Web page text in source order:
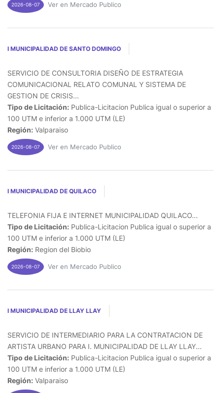
2026-08-07 Ver en Mercado Publico
I MUNICIPALIDAD DE SANTO DOMINGO
SERVICIO DE CONSULTORIA DISEÑO DE ESTRATEGIA
COMUNICACIONAL RELATO COMUNAL Y SISTEMA DE
GESTION DE CRISIS...
Tipo de Licitación: Publica-Licitacion Publica igual o superior a
100 UTM e inferior a 1.000 UTM (LE)
Región: Valparaiso
2026-08-07 Ver en Mercado Publico
I MUNICIPALIDAD DE QUILACO
TELEFONIA FIJA E INTERNET MUNICIPALIDAD QUILACO...
Tipo de Licitación: Publica-Licitacion Publica igual o superior a
100 UTM e inferior a 1.000 UTM (LE)
Región: Region del Biobio
2026-08-07 Ver en Mercado Publico
I MUNICIPALIDAD DE LLAY LLAY
SERVICIO DE INTERMEDIARIO PARA LA CONTRATACION DE
ARTISTA URBANO PARA I. MUNICIPALIDAD DE LLAY LLAY...
Tipo de Licitación: Publica-Licitacion Publica igual o superior a
100 UTM e inferior a 1.000 UTM (LE)
Región: Valparaiso